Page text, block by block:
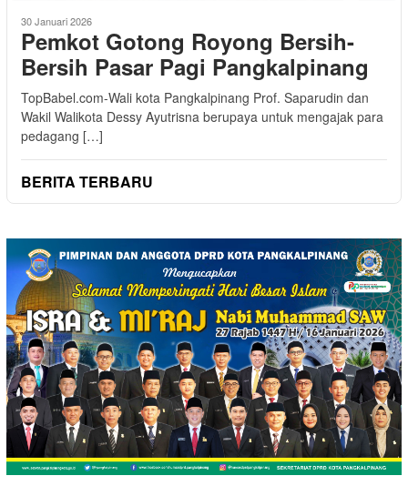
30 Januari 2026
Pemkot Gotong Royong Bersih-
Bersih Pasar Pagi Pangkalpinang
TopBabel.com-Wali kota Pangkalpinang Prof. Saparudin dan
Wakil Walikota Dessy Ayutrisna berupaya untuk mengajak para
pedagang […]
BERITA TERBARU